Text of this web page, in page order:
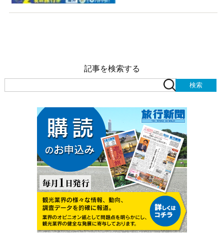
記事を検索する